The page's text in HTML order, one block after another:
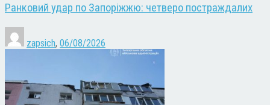
Ранковий удар по Запоріжжю: четверо постраждалих
zapsich, 06/08/2026